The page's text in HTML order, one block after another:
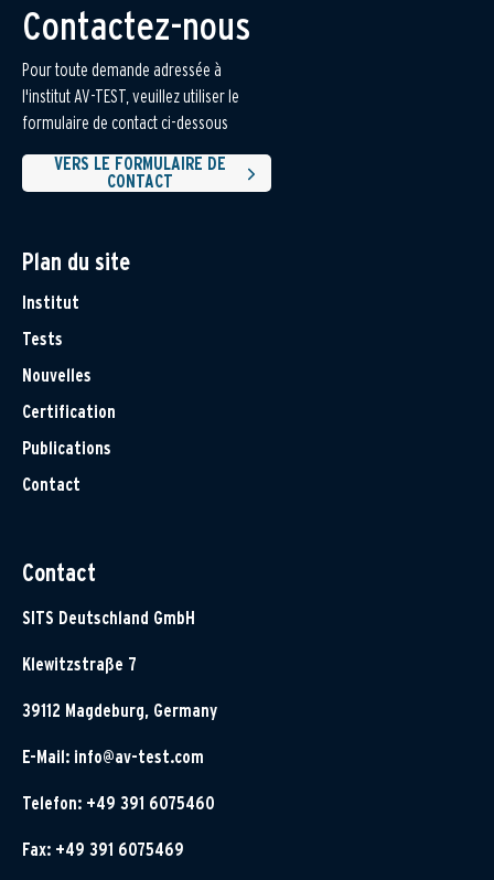
Contactez-nous
Pour toute demande adressée à
l'institut AV-TEST, veuillez utiliser le
formulaire de contact ci-dessous
VERS LE FORMULAIRE DE
CONTACT
Plan du site
Institut
Tests
Nouvelles
Certification
Publications
Contact
Contact
SITS Deutschland GmbH
Klewitzstraße 7
39112 Magdeburg, Germany
E-Mail: info@av-test.com
Telefon: +49 391 6075460
Fax: +49 391 6075469